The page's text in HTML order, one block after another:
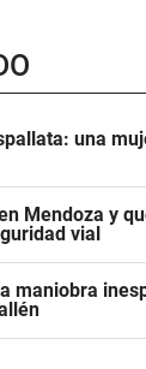
una
Mendoza y
vial
maniobra